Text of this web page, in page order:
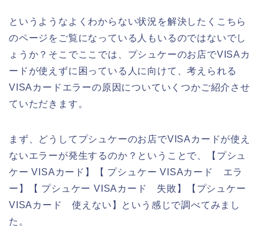
というようなよくわからない状況を解決したくこちら
のページをご覧になっている人もいるのではないでし
ょうか？そこでここでは、プシュケーのお店でVISAカ
ードが使えずに困っている人に向けて、考えられる
VISAカードエラーの原因についていくつかご紹介させ
ていただきます。
まず、どうしてプシュケーのお店でVISAカードが使え
ないエラーが発生するのか？ということで、【プシュ
ケー VISAカード】【 プシュケー VISAカード エラ
ー】【 プシュケー VISAカード 失敗】【プシュケー
VISAカード 使えない】という感じで調べてみまし
た。